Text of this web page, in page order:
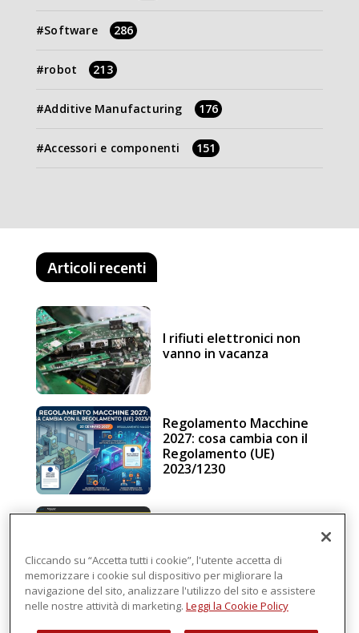
Software 286
robot 213
Additive Manufacturing 176
Accessori e componenti 151
Articoli recenti
I rifiuti elettronici non
vanno in vacanza
Regolamento Macchine
2027: cosa cambia con il
Regolamento (UE)
2023/1230
intelligenza in cloud
Cliccando su “Accetta tutti i cookie”, l'utente accetta di
memorizzare i cookie sul dispositivo per migliorare la
navigazione del sito, analizzare l'utilizzo del sito e assistere
nelle nostre attività di marketing. Leggi la Cookie Policy